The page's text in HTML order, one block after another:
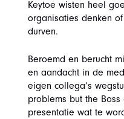
Keytoe wisten heel
organisaties denken
durven.
Beroemd en berucht
en aandacht in de
eigen collega’s
problems but the
presentatie wat te